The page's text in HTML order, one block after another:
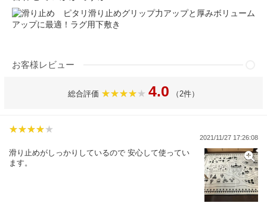
滑り止めグリップ力アップと厚みボリューム
アップに最適！ラグ用下敷き
お客様レビュー
総合評価 4.0 （2件）
2021/11/27 17:26:08
滑り止めがしっかりしているので 安心して使ってい
ます。